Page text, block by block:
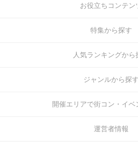
お役立ちコンテン
特集から探す
人気ランキングから
ジャンルから探す
開催エリアで街コン・イベ
運営者情報